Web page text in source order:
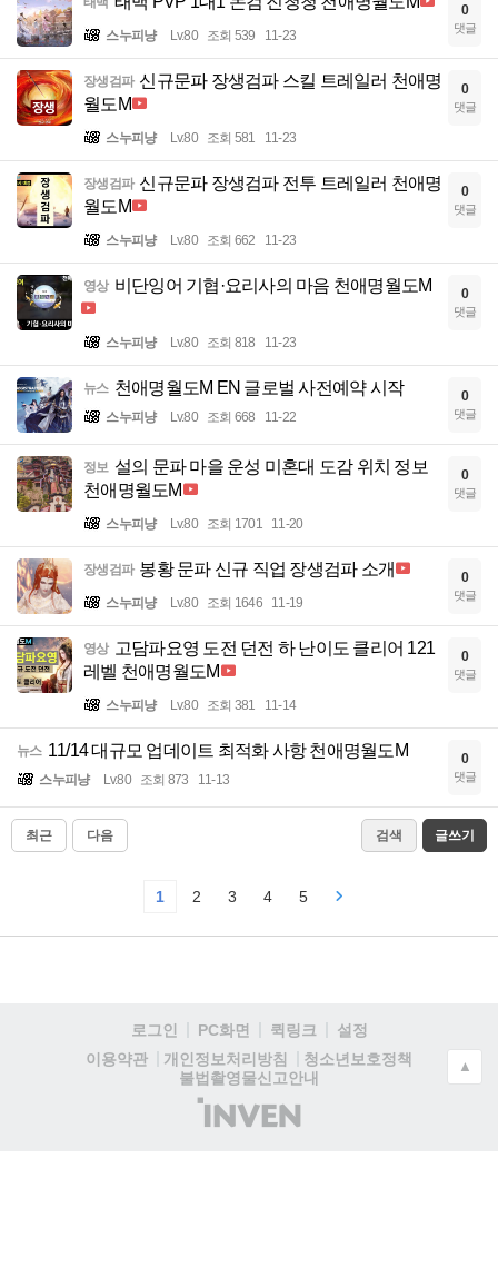
스누피냥 Lv.80 조회 539 11-23
0
댓글
장생검파 신규문파 장생검파 스킬 트레일러 천애명
월도M
스누피냥 Lv.80 조회 581 11-23
0
댓글
장생검파 신규문파 장생검파 전투 트레일러 천애명
월도M
스누피냥 Lv.80 조회 662 11-23
0
댓글
영상 비단잉어 기협·요리사의 마음 천애명월도M
스누피냥 Lv.80 조회 818 11-23
0
댓글
뉴스 천애명월도M EN 글로벌 사전예약 시작
스누피냥 Lv.80 조회 668 11-22
0
댓글
정보 설의 문파 마을 운성 미혼대 도감 위치 정보
천애명월도M
스누피냥 Lv.80 조회 1701 11-20
0
댓글
장생검파 봉황 문파 신규 직업 장생검파 소개
스누피냥 Lv.80 조회 1646 11-19
0
댓글
영상 고담파요영 도전 던전 하 난이도 클리어 121
레벨 천애명월도M
스누피냥 Lv.80 조회 381 11-14
0
댓글
뉴스 11/14 대규모 업데이트 최적화 사항 천애명월도M
스누피냥 Lv.80 조회 873 11-13
0
댓글
최근 다음 검색 글쓰기
1 2 3 4 5
로그인 PC화면 퀵링크
설정
이용약관
개인정보처리방침
청소년보호정책
불법촬영물신고안내
(주)
인
▲